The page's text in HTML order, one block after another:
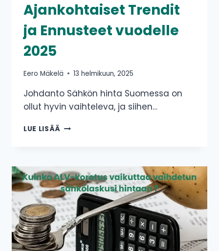
Ajankohtaiset Trendit
ja Ennusteet vuodelle
2025
Eero Mäkelä 13 helmikuun, 2025
Johdanto Sähkön hinta Suomessa on
ollut hyvin vaihteleva, ja siihen…
LUE LISÄÄ SÄHKÖN
JA
ENNUSTEET
VUODELLE
2025